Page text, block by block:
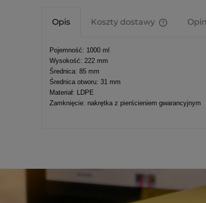
Opis Koszty dostawy
Pojemność: 1000 ml
Wysokość: 222 mm
Średnica: 85 mm
Średnica otworu: 31 mm
Materiał: LDPE
Zamknięcie: nakrętka z pierścieniem gwarancyjnym